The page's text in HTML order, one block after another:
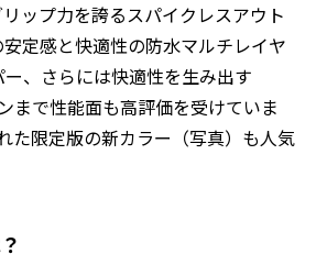
ップ力を誇るスパイクレスアウト
定感と快適性の防水マルチレイヤ
、さらには快適性を生み出す
まで性能面も高評価を受けていま
た限定版の新カラー（写真）も人気